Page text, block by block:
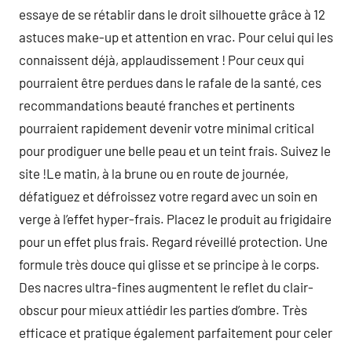
essaye de se rétablir dans le droit silhouette grâce à 12
astuces make-up et attention en vrac. Pour celui qui les
connaissent déjà, applaudissement ! Pour ceux qui
pourraient être perdues dans le rafale de la santé, ces
recommandations beauté franches et pertinents
pourraient rapidement devenir votre minimal critical
pour prodiguer une belle peau et un teint frais. Suivez le
site !Le matin, à la brune ou en route de journée,
défatiguez et défroissez votre regard avec un soin en
verge à l’effet hyper-frais. Placez le produit au frigidaire
pour un effet plus frais. Regard réveillé protection. Une
formule très douce qui glisse et se principe à le corps.
Des nacres ultra-fines augmentent le reflet du clair-
obscur pour mieux attiédir les parties d’ombre. Très
efficace et pratique également parfaitement pour celer